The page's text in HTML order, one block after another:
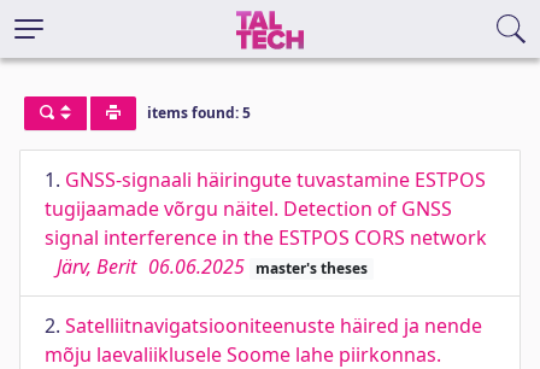
items found: 5
1. GNSS-signaali häiringute tuvastamine ESTPOS
tugijaamade võrgu näitel. Detection of GNSS
signal interference in the ESTPOS CORS network
Järv, Berit 06.06.2025 master's theses
2. Satelliitnavigatsiooniteenuste häired ja nende
mõju laevaliiklusele Soome lahe piirkonnas.